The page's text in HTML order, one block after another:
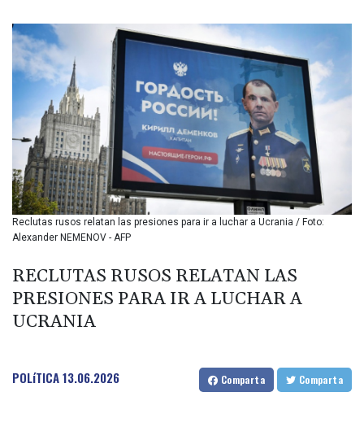
BND 1.477557
BOB 13.704237
BRL 5.878856
BSD 1.153051
BTN 109.721073
BWP 15.563744
BYN 3.433447
BYR 22660.78355
BZD 2.319007
CAD 1.611742
CDF 2615.820009
CHF 0.934312
CNY 7.801321
CNH 7.797096
CUP 30.638304
CVE 110.296236
Reclutas rusos relatan las presiones para ir a luchar a Ucrania / Foto:
Alexander NEMENOV - AFP
RECLUTAS RUSOS RELATAN LAS
PRESIONES PARA IR A LUCHAR A
UCRANIA
POLíTICA13.06.2026 Comparta Comparta